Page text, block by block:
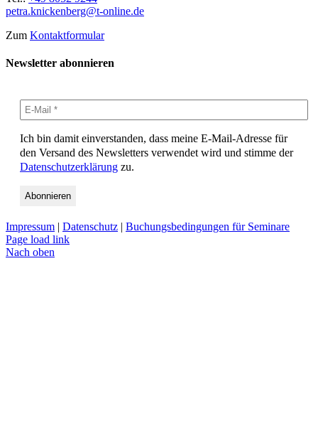
petra.knickenberg@t-online.de
Zum Kontaktformular
Newsletter abonnieren
Ich bin damit einverstanden, dass meine E-Mail-Adresse für
den Versand des Newsletters verwendet wird und stimme der
Datenschutzerklärung zu.
Impressum | Datenschutz | Buchungsbedingungen für Seminare
Page load link
Nach oben